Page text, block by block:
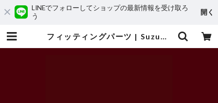
LINEでフォローしてショップの最新情報を受け取ろ
う
開く
フィッティングパーツ | Suzuki Gengakki